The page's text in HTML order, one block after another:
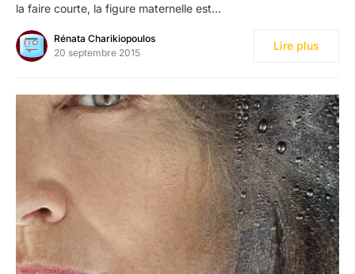
la faire courte, la figure maternelle est…
Rénata Charikiopoulos
20 septembre 2015
Lire plus